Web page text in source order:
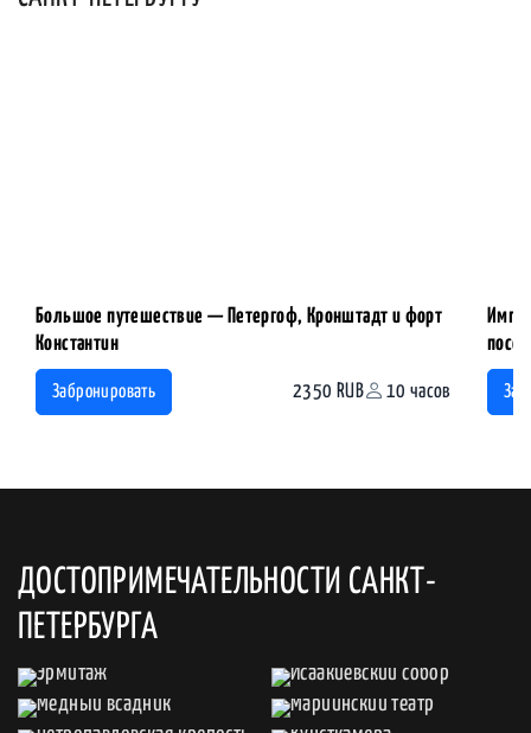
Большое путешествие — Петергоф, Кронштадт и форт
Константин
Забронировать 2350 RUB 10 часов
ДОСТОПРИМЕЧАТЕЛЬНОСТИ САНКТ-
ПЕТЕРБУРГА